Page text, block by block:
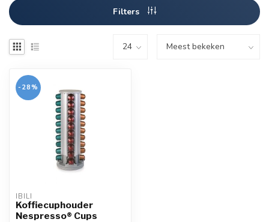
Filters
-28%
IBILI
Koffiecuphouder
Nespresso® Cups